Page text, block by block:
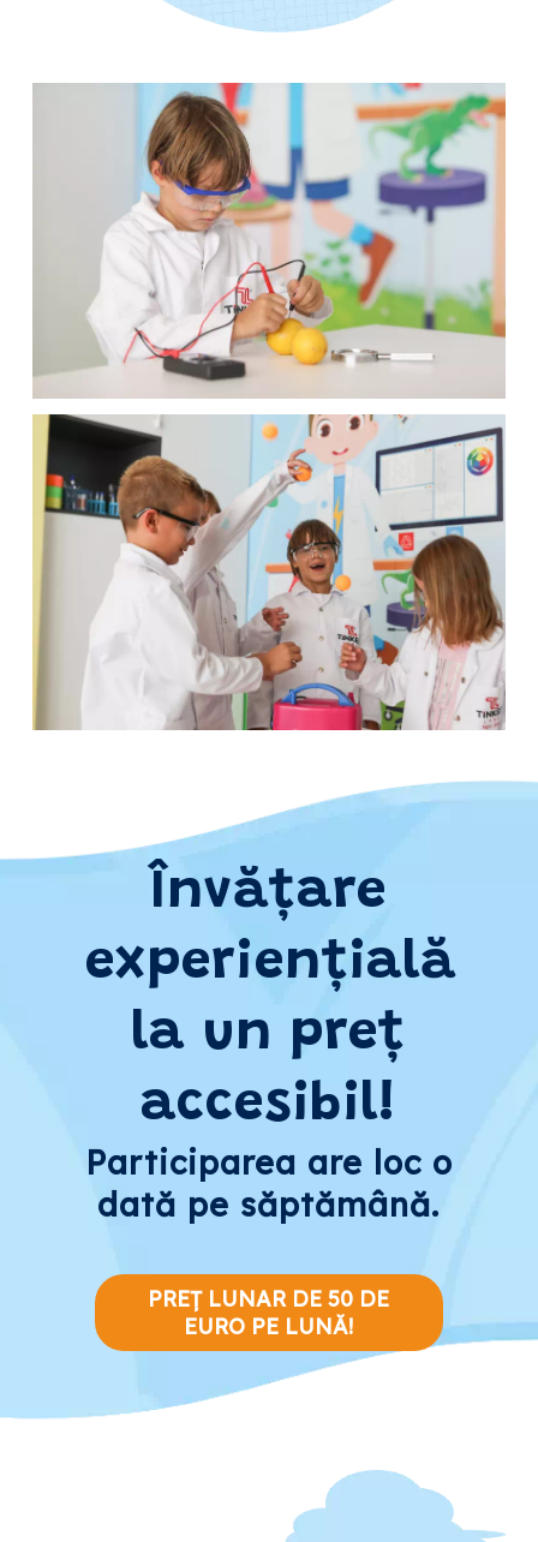
Învățare
experiențială
la un preț
accesibil!
Participarea are loc o
dată pe săptămână.
PREȚ LUNAR DE 50 DE
EURO PE LUNĂ!